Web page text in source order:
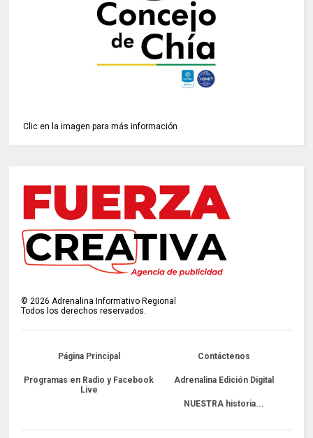
Clic en la imagen para más información
©2026 Adrenalina Informativo Regional
Todos los derechos reservados.
Página Principal Contáctenos
Programas en Radio y Facebook
Live
Adrenalina Edición Digital
NUESTRA historia...